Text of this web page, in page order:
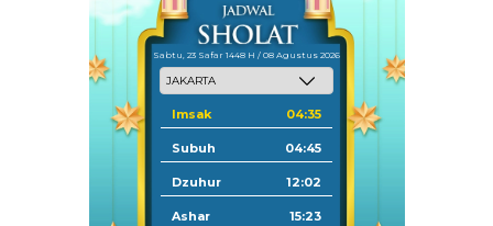
Sabtu, 23 Safar 1448 H / 08 Agustus 2026
Imsak 04:35
Subuh 04:45
Dzuhur 12:02
Ashar 15:23